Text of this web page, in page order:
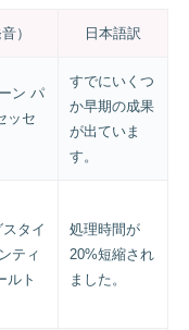
） 日本語訳
ン パ
ッセ
すでにいくつ
か早期の成果
が出ていま
す。
タイ
ティ
ルト
処理時間が
20%短縮され
ました。